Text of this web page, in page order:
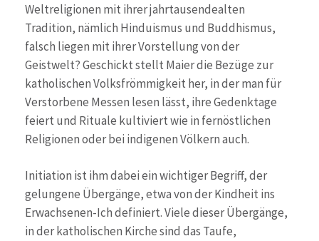
Weltreligionen mit ihrer jahrtausendealten
Tradition, nämlich Hinduismus und Buddhismus,
falsch liegen mit ihrer Vorstellung von der
Geistwelt? Geschickt stellt Maier die Bezüge zur
katholischen Volksfrömmigkeit her, in der man für
Verstorbene Messen lesen lässt, ihre Gedenktage
feiert und Rituale kultiviert wie in fernöstlichen
Religionen oder bei indigenen Völkern auch.
Initiation ist ihm dabei ein wichtiger Begriff, der
gelungene Übergänge, etwa von der Kindheit ins
Erwachsenen-Ich definiert. Viele dieser Übergänge,
in der katholischen Kirche sind das Taufe,